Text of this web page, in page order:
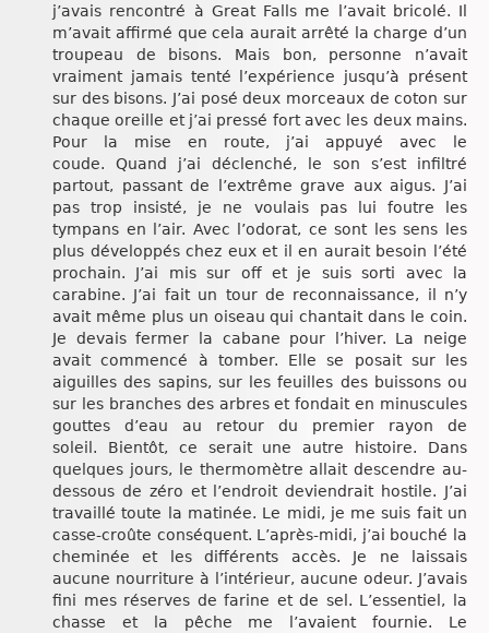
j’avais rencontré à Great Falls me l’avait bricolé. Il
m’avait affirmé que cela aurait arrêté la charge d’un
troupeau de bisons. Mais bon, personne n’avait
vraiment jamais tenté l’expérience jusqu’à présent
sur des bisons. J’ai posé deux morceaux de coton sur
chaque oreille et j’ai pressé fort avec les deux mains.
Pour la mise en route, j’ai appuyé avec le
coude. Quand j’ai déclenché, le son s’est infiltré
partout, passant de l’extrême grave aux aigus. J’ai
pas trop insisté, je ne voulais pas lui foutre les
tympans en l’air. Avec l’odorat, ce sont les sens les
plus développés chez eux et il en aurait besoin l’été
prochain. J’ai mis sur off et je suis sorti avec la
carabine. J’ai fait un tour de reconnaissance, il n’y
avait même plus un oiseau qui chantait dans le coin.
Je devais fermer la cabane pour l’hiver. La neige
avait commencé à tomber. Elle se posait sur les
aiguilles des sapins, sur les feuilles des buissons ou
sur les branches des arbres et fondait en minuscules
gouttes d’eau au retour du premier rayon de
soleil. Bientôt, ce serait une autre histoire. Dans
quelques jours, le thermomètre allait descendre au-
dessous de zéro et l’endroit deviendrait hostile. J’ai
travaillé toute la matinée. Le midi, je me suis fait un
casse-croûte conséquent. L’après-midi, j’ai bouché la
cheminée et les différents accès. Je ne laissais
aucune nourriture à l’intérieur, aucune odeur. J’avais
fini mes réserves de farine et de sel. L’essentiel, la
chasse et la pêche me l’avaient fournie. Le